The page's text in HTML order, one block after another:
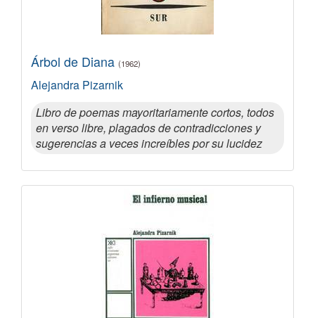
Árbol de Diana (1962)
Alejandra Pizarnik
Libro de poemas mayoritariamente cortos, todos
en verso libre, plagados de contradicciones y
sugerencias a veces increíbles por su lucidez